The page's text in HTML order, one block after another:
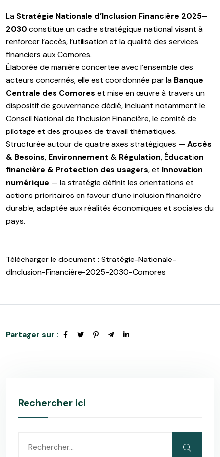
La Stratégie Nationale d’Inclusion Financière 2025–
2030 constitue un cadre stratégique national visant à
renforcer l’accès, l’utilisation et la qualité des services
financiers aux Comores.
Élaborée de manière concertée avec l’ensemble des
acteurs concernés, elle est coordonnée par la Banque
Centrale des Comores et mise en œuvre à travers un
dispositif de gouvernance dédié, incluant notamment le
Conseil National de l’Inclusion Financière, le comité de
pilotage et des groupes de travail thématiques.
Structurée autour de quatre axes stratégiques — Accès
& Besoins, Environnement & Régulation, Éducation
financière & Protection des usagers, et Innovation
numérique — la stratégie définit les orientations et
actions prioritaires en faveur d’une inclusion financière
durable, adaptée aux réalités économiques et sociales du
pays.
Télécharger le document : Stratégie-Nationale-
dInclusion-Financière-2025-2030-Comores
Partager sur :
Rechercher ici